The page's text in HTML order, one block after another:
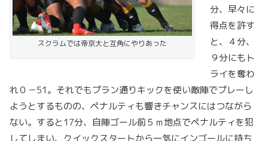
スクラムでは帝京大と互角にやりあった
分、早々に
得点を許す
と、４分、
９分にもト
ライを奪わ
れ０－51。それでもプラン通りキックを使い敵陣でプレーし
ようとするものの、ペナルティも響きチャンスにはつながら
ない。すると17分、自陣ゴール前５ｍ地点でペナルティを犯
してしまい、クイックスタートから一気にインゴールに持ち